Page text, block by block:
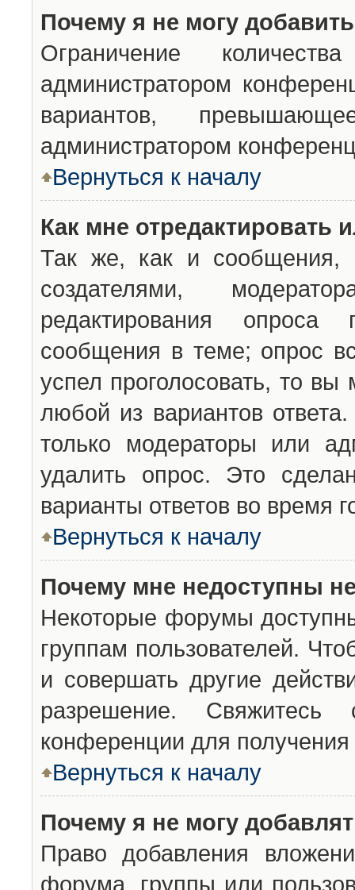
Почему я не могу
Ограничение
администратором
вариантов,
администратором
Вернуться к началу
Как мне отредактировать
Так же, как и сообщения,
создателями,
редактирования опроса
сообщения в теме; опрос
успел проголосовать, то вы
любой из вариантов
только модераторы или
удалить опрос. Это
варианты ответов во время
Вернуться к началу
Почему мне недоступны
Некоторые форумы
группам пользователей.
и совершать другие
разрешение. Свяжитесь
конференции для получения
Вернуться к началу
Почему я не могу
Право добавления
форума, группы или